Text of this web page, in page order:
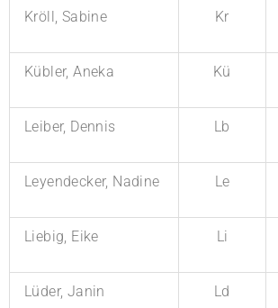
Kröll, Sabine Kr
Kübler, Aneka Kü
Leiber, Dennis Lb
Leyendecker, Nadine Le
Liebig, Eike Li
Lüder, Janin Ld